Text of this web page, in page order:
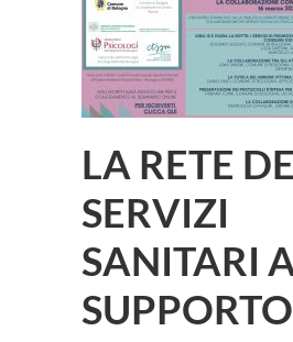
LA RETE
SERVIZI
SANITARI